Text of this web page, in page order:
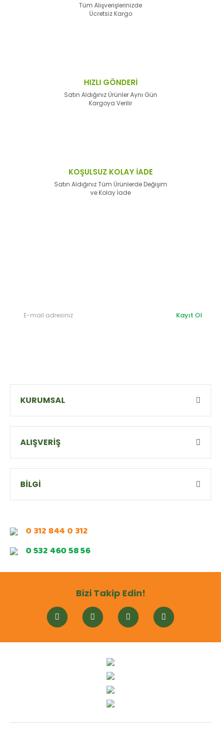
Tüm Alışverişlerinizde
Ücretsiz Kargo
HIZLI GÖNDERİ
Satın Aldığınız Ürünler Aynı Gün
Kargoya Verilir
KOŞULSUZ KOLAY İADE
Satın Aldığınız Tüm Ürünlerde Değişim
ve Kolay İade
Kayıt Ol
KURUMSAL
ALIŞVERİŞ
BİLGİ
0 312 844 0 312
0 532 460 58 56
Bizi Takip Edin!